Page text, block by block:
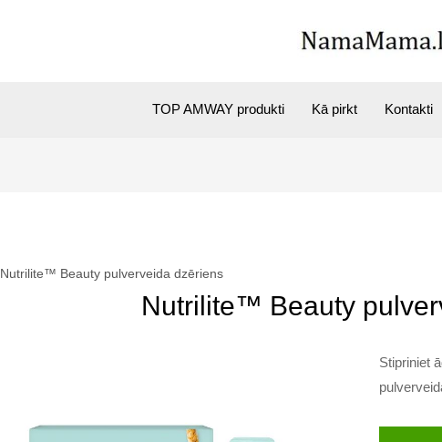
TOP AMWAY produkti Kā pirkt Kontakti
Nutrilite™ Beauty pulverveida dzēriens
Nutrilite™ Beauty
Stipriniet